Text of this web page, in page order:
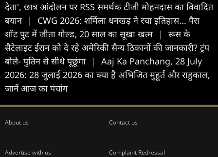
देता', छात्र आंदोलन पर RSS समर्थक टीजी मोहनदास का विवादित
बयान |
CWG 2026: शर्मिला धनखड़ ने रचा इतिहास... पैरा
शॉट पुट में जीता गोल्ड, 20 साल का सूखा खत्म
|
रूस के
सैटेलाइट ईरान को दे रहे अमेरिकी सैन्य ठिकानों की जानकारी? ट्रंप
बोले- पुतिन से सीधे पूछूंगा
|
Aaj Ka Panchang, 28 July
2026: 28 जुलाई 2026 का क्या है अभिजित मुहूर्त और राहुकाल,
जानें आज का पंचांग
About us Contact us
Advertise with us Complaint Redressal